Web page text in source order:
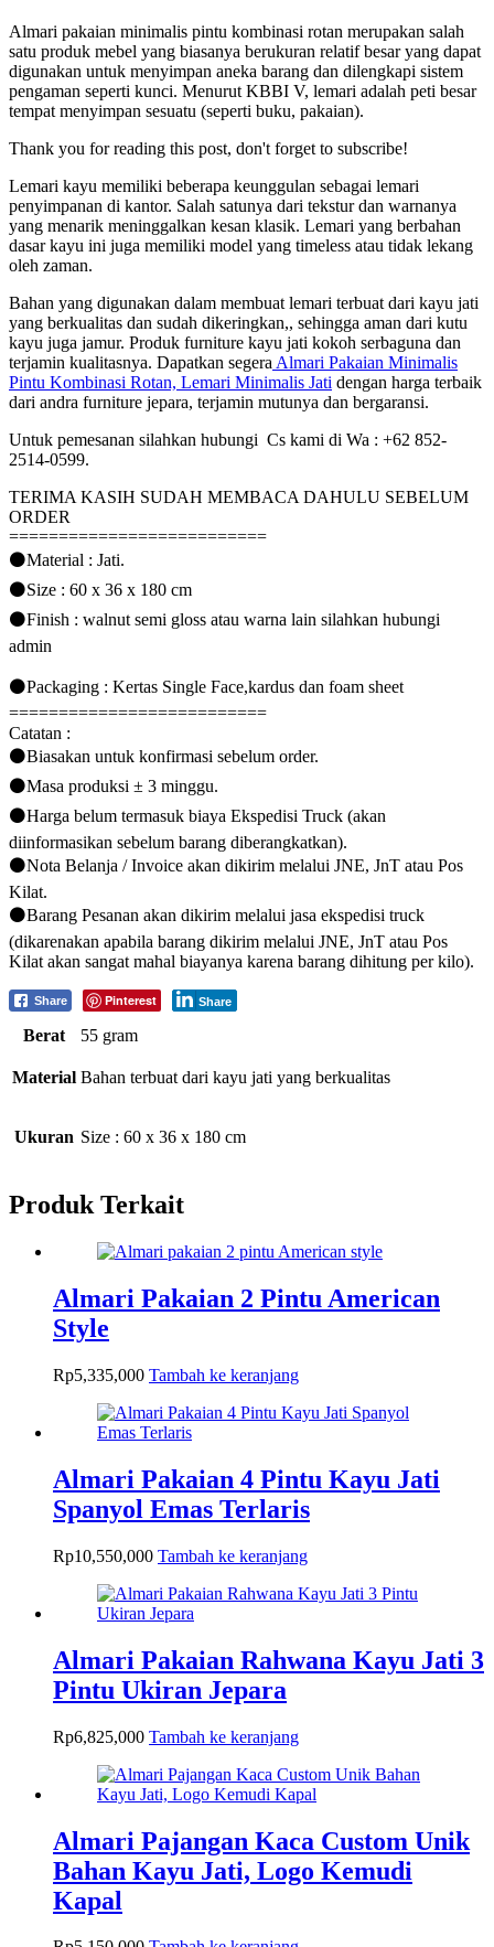
Almari pakaian minimalis pintu kombinasi rotan merupakan salah
satu produk mebel yang biasanya berukuran relatif besar yang dapat
digunakan untuk menyimpan aneka barang dan dilengkapi sistem
pengaman seperti kunci. Menurut KBBI V, lemari adalah peti besar
tempat menyimpan sesuatu (seperti buku, pakaian).
Thank you for reading this post, don't forget to subscribe!
Lemari kayu memiliki beberapa keunggulan sebagai lemari
penyimpanan di kantor. Salah satunya dari tekstur dan warnanya
yang menarik meninggalkan kesan klasik. Lemari yang berbahan
dasar kayu ini juga memiliki model yang timeless atau tidak lekang
oleh zaman.
Bahan yang digunakan dalam membuat lemari terbuat dari kayu jati
yang berkualitas dan sudah dikeringkan,, sehingga aman dari kutu
kayu juga jamur. Produk furniture kayu jati kokoh serbaguna dan
terjamin kualitasnya. Dapatkan segera Almari Pakaian Minimalis
Pintu Kombinasi Rotan, Lemari Minimalis Jati dengan harga terbaik
dari andra furniture jepara, terjamin mutunya dan bergaransi.
Untuk pemesanan silahkan hubungi Cs kami di Wa : +62 852-
2514-0599.
TERIMA KASIH SUDAH MEMBACA DAHULU SEBELUM
ORDER
==========================
⚫Material : Jati.
⚫Size : 60 x 36 x 180 cm
⚫Finish : walnut semi gloss atau warna lain silahkan hubungi
admin
⚫Packaging : Kertas Single Face,kardus dan foam sheet
==========================
Catatan :
⚫Biasakan untuk konfirmasi sebelum order.
⚫Masa produksi ± 3 minggu.
⚫Harga belum termasuk biaya Ekspedisi Truck (akan
diinformasikan sebelum barang diberangkatkan).
⚫Nota Belanja / Invoice akan dikirim melalui JNE, JnT atau Pos
Kilat.
⚫Barang Pesanan akan dikirim melalui jasa ekspedisi truck
(dikarenakan apabila barang dikirim melalui JNE, JnT atau Pos
Kilat akan sangat mahal biayanya karena barang dihitung per kilo).
Share Pinterest Share
Berat 55 gram
Material Bahan terbuat dari kayu jati yang berkualitas
Ukuran Size : 60 x 36 x 180 cm
Produk Terkait
Almari Pakaian 2 Pintu American
Style
Rp5,335,000 Tambah ke keranjang
Almari Pakaian 4 Pintu Kayu Jati
Spanyol Emas Terlaris
Rp10,550,000 Tambah ke keranjang
Almari Pakaian Rahwana Kayu Jati 3
Pintu Ukiran Jepara
Rp6,825,000 Tambah ke keranjang
Almari Pajangan Kaca Custom Unik
Bahan Kayu Jati, Logo Kemudi
Kapal